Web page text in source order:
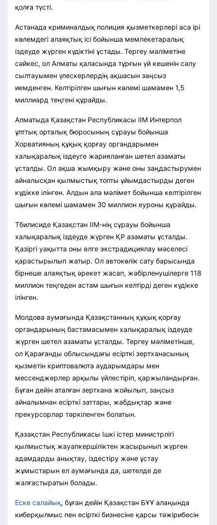
қолға түсті.
Астанада криминалдық полиция қызметкерлері аса ірі
көлемдегі алаяқтық ісі бойынша мемлекетаралық
іздеуде жүрген күдіктіні ұстады. Тергеу мәліметіне
сәйкес, ол Алматы қаласында тұрғын үй кешенін салу
сылтауымен үлескерлердің ақшасын заңсыз
иемденген. Келтірілген шығын көлемі шамамен 1,5
миллиард теңгені құрайды.
Алматыда Қазақстан Республикасы ІІМ Интерпол
ұлттық орталық бюросының сұрауы бойынша
Хорватияның құқық қорғау органдарымен
халықаралық іздеуге жарияланған шетел азаматы
ұсталды. Ол ақша жымқыру және оны заңдастырумен
айналысқан қылмыстық топты ұйымдастырды деген
күдікке ілінген. Алдын ала мәлімет бойынша келтірілген
шығын көлемі шамамен 30 миллион еуроны құрайды.
Тбилисиде Қазақстан ІІМ-нің сұрауы бойынша
халықаралық іздеуде жүрген ҚР азаматы ұсталды.
Қазіргі уақытта оны елге экстрадициялау мәселесі
қарастырылып жатыр. Ол автокөлік сату барысында
бірнеше алаяқтық әрекет жасап, жәбірленушілерге 118
миллион теңгеден астам шығын келтірді деген күдікке
ілінген.
Молдова аумағында Қазақстанның құқық қорғау
органдарының бастамасымен халықаралық іздеуде
жүрген шетел азаматы ұсталды. Тергеу мәліметінше,
ол Қарағанды облысындағы есірткі зертханасының
қызметін криптовалюта аударымдары мен
мессенджерлер арқылы үйлестіріп, қаржыландырған.
Бұған дейін аталған зертхана жойылып, заңсыз
айналымнан есірткі заттары, жабдықтар және
прекурсорлар тәркіленген болатын.
Қазақстан Республикасы Ішкі істер министрлігі
қылмыстық жауапкершіліктен жасырынып жүрген
адамдарды анықтау, іздестіру және ұстау
жұмыстарын ел аумағында да, шетелде де
жалғастыратын болады.
Еске салайық, бұған дейін Қазақстан БҰҰ алаңында
киберқылмыс пен есірткі бизнесіне қарсы тәжірибесін